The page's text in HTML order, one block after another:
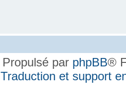
Propulsé par phpBB®
Traduction et support